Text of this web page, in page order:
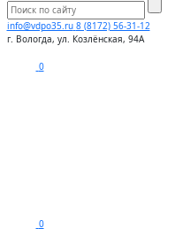
info@vdpo35.ru 8 (8172) 56-31-12
г. Вологда, ул. Козлёнская, 94А
0
0